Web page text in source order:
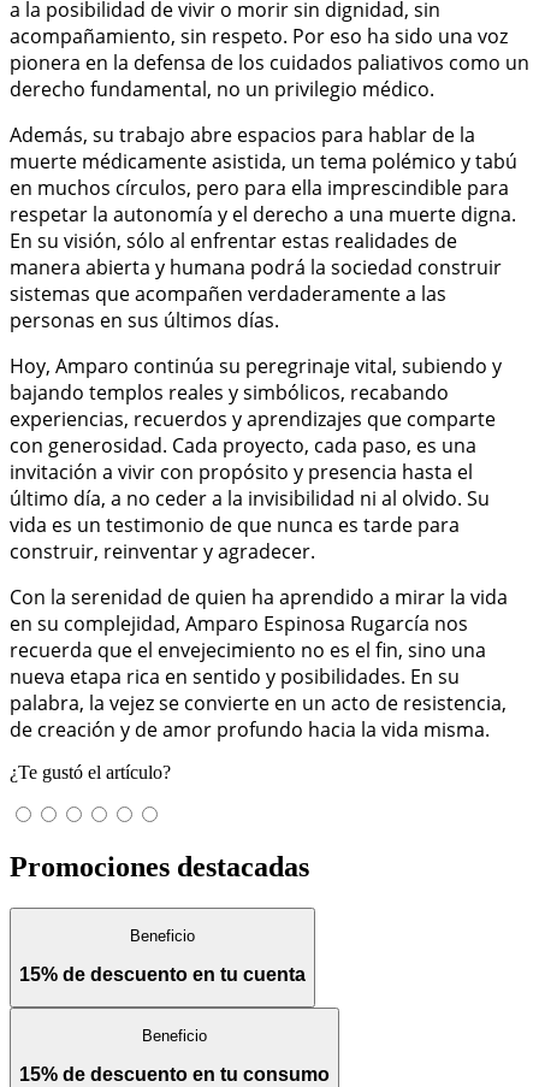
a la posibilidad de vivir o morir sin dignidad, sin
acompañamiento, sin respeto. Por eso ha sido una voz
pionera en la defensa de los cuidados paliativos como un
derecho fundamental, no un privilegio médico.
Además, su trabajo abre espacios para hablar de la
muerte médicamente asistida, un tema polémico y tabú
en muchos círculos, pero para ella imprescindible para
respetar la autonomía y el derecho a una muerte digna.
En su visión, sólo al enfrentar estas realidades de
manera abierta y humana podrá la sociedad construir
sistemas que acompañen verdaderamente a las
personas en sus últimos días.
Hoy, Amparo continúa su peregrinaje vital, subiendo y
bajando templos reales y simbólicos, recabando
experiencias, recuerdos y aprendizajes que comparte
con generosidad. Cada proyecto, cada paso, es una
invitación a vivir con propósito y presencia hasta el
último día, a no ceder a la invisibilidad ni al olvido. Su
vida es un testimonio de que nunca es tarde para
construir, reinventar y agradecer.
Con la serenidad de quien ha aprendido a mirar la vida
en su complejidad, Amparo Espinosa Rugarcía nos
recuerda que el envejecimiento no es el fin, sino una
nueva etapa rica en sentido y posibilidades. En su
palabra, la vejez se convierte en un acto de resistencia,
de creación y de amor profundo hacia la vida misma.
¿Te gustó el artículo?
Promociones destacadas
Beneficio
15% de descuento en tu cuenta
Beneficio
15% de descuento en tu consumo